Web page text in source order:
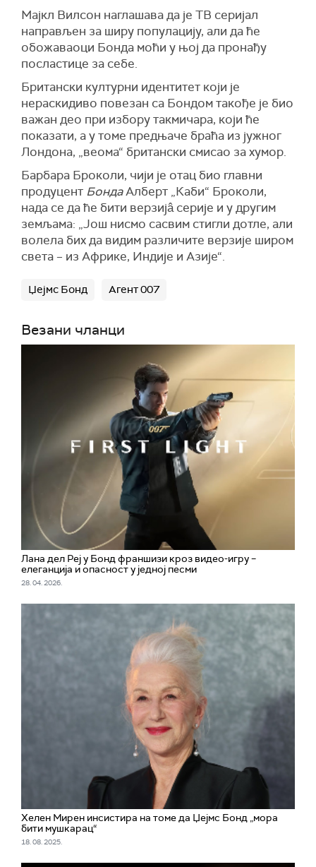
Мајкл Вилсон наглашава да је ТВ серијал
направљен за ширу популацију, али да ће
обожаваоци Бонда моћи у њој да пронађу
посластице за себе.
Британски културни идентитет који је
нераскидиво повезан са Бондом такође је био
важан део при изборутакмичара, који ће
показати, а у томе предњаче браћа из јужног
Лондона, „веома“ британски смисао за хумор.
Барбара Броколи, чији је отац био главни
продуцент БондаАлберт „Каби“ Броколи,
нада се да ће бити верзијâ серије и удругим
земљама: „Још нисмо сасвим стигли дотле, али
волела бихда видим различите верзије широм
света – из Африке, Индије и Азије“.
Џејмс Бонд Агент 007
Везани чланци
Лана дел Реј у Бонд франшизи кроз видео-игру –
елеганција и опасност у једној песми
28. 04. 2026.
Хелен Мирен инсистира на томе да Џејмс Бонд „мора
бити мушкарац“
18. 08. 2025.